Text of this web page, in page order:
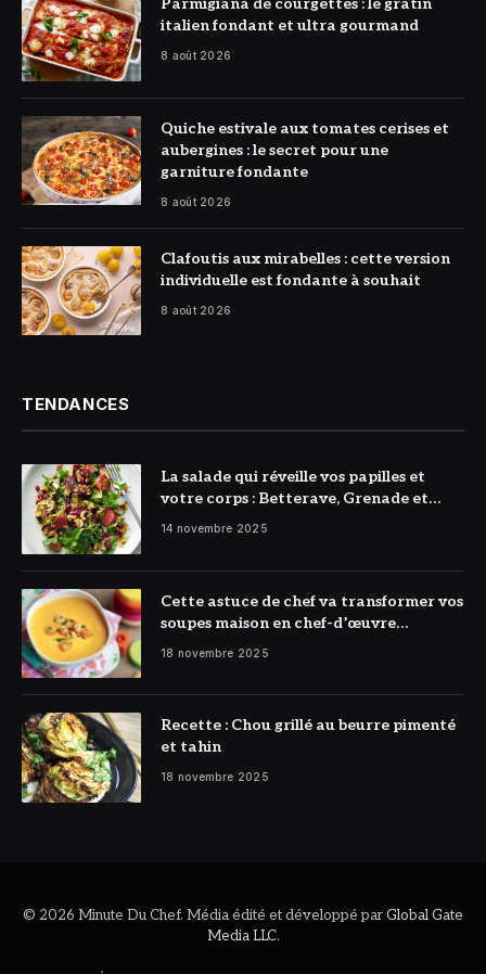
Parmigiana de courgettes : le gratin
italien fondant et ultra gourmand
8 août 2026
© DR
Quiche estivale aux tomates cerises et
aubergines : le secret pour une
garniture fondante
8 août 2026
© DR
Clafoutis aux mirabelles : cette version
individuelle est fondante à souhait
8 août 2026
TENDANCES
La salade qui réveille vos papilles et
votre corps : Betterave, Grenade et
Citron à l’honneur
14 novembre 2025
Cette astuce de chef va transformer vos
soupes maison en chef-d’œuvre
réconfortant
18 novembre 2025
Recette : Chou grillé au beurre pimenté
et tahin
18 novembre 2025
© 2026 Minute Du Chef. Média édité et développé parGlobal Gate
Media LLC.